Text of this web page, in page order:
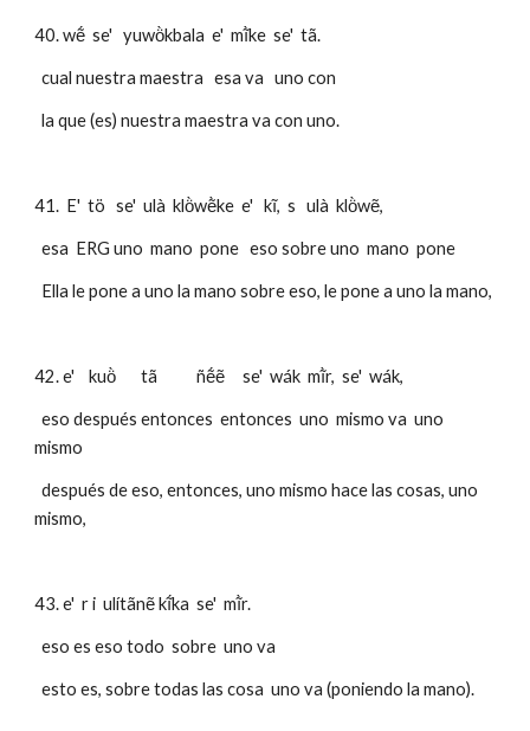
40. wẽ́  se'   yuwö̀kbala  e'  mĩ̀ke  se'  tã.
  cual nuestra maestra   esa va   uno con
  la que (es) nuestra maestra va con uno.
41.  E'  tö   se'  ulà  klö̀wẽ̀ke  e'   kĩ,  s   ulà  klö̀wẽ,
  esa  ERG uno  mano  pone   eso sobre uno  mano  pone
  Ella le pone a uno la mano sobre eso, le pone a uno la mano,
42. e'    kuö̀       tã           ñẽ́ẽ     se'  wák  mĩ̀r,  se'  wák,
  eso después entonces  entonces  uno  mismo va  uno
mismo
  después de eso, entonces, uno mismo hace las cosas, uno
mismo,
43. e'  r i  ulítãnẽ kĩ́ka  se'  mĩ̀r.
  eso es eso todo  sobre  uno va
  esto es, sobre todas las cosa  uno va (poniendo la mano).